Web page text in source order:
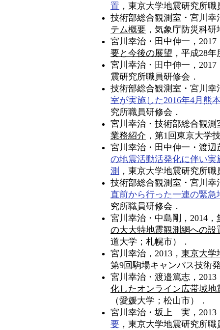
置 ，東京大学地震研究所
技術部総合観測室・宮川幸
テム概要 ，気象庁防災科
宮川幸治・田中伸一，2017
要と今後の展望 ，平成28
宮川幸治・田中伸一，2017
震研究所職員研修会．
技術部総合観測室・宮川幸
室が実施した2016年4月熊
究所職員研修会．
宮川幸治・技術部総合観測
業務紹介 ，第1回東京大学
宮川幸治・田中伸一・渡辺
の地震活動活発化に伴い実
測 ，東京大学地震研究所
技術部総合観測室・宮川幸
直前から行った一連の緊
究所職員研修会．
宮川幸治・中島剛，2014，
の大大特地震観測網への設
道大学；札幌市）．
宮川幸治，2013， 東京大学
第9回駒場キャンパス技術
宮川幸治・渡邉篤志，2013
化したオンライン広帯域地
（愛媛大学；松山市）．
宮川幸治・坂上 実，2013
要 ，東京大学地震研究所